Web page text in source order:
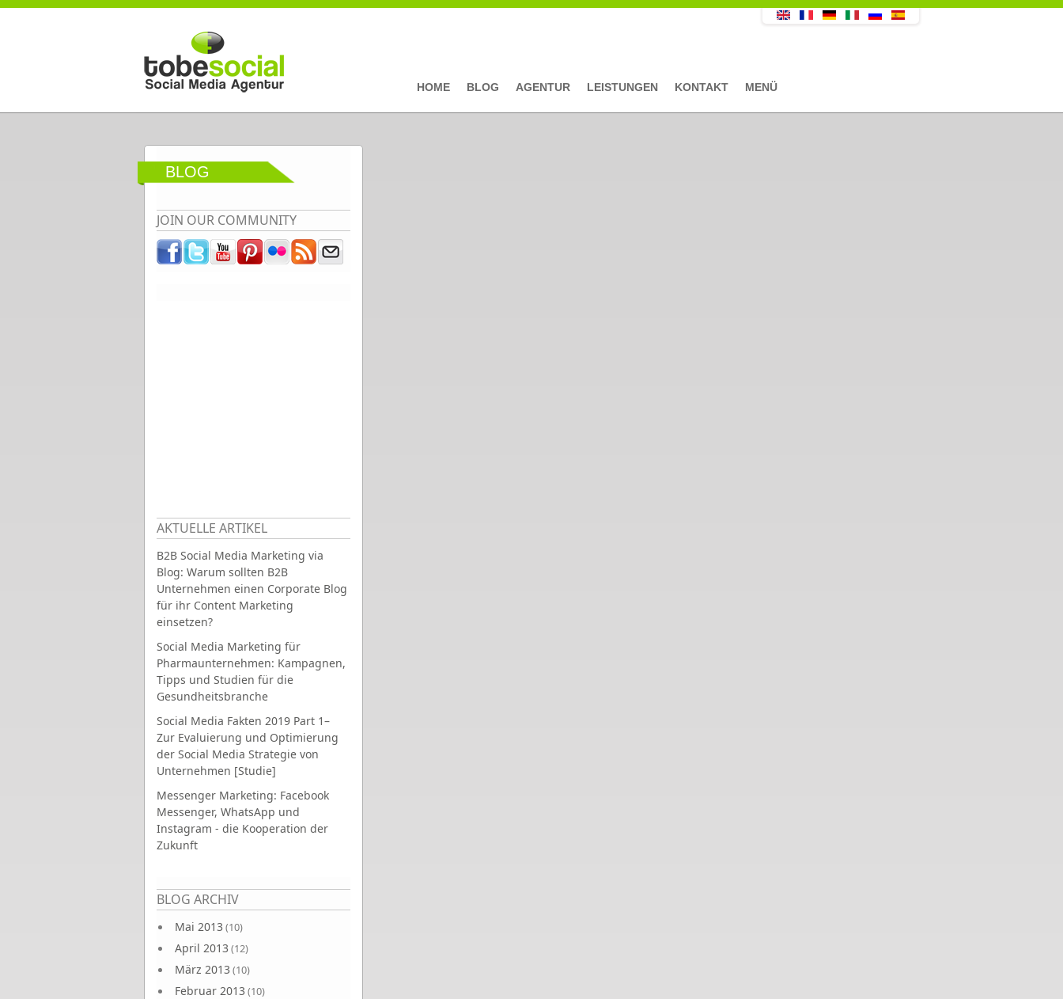
Direkt zum Inhalt
HOME BLOG AGENTUR LEISTUNGEN KONTAKT MENÜ
BLOG
JOIN OUR COMMUNITY
AKTUELLE ARTIKEL
B2B Social Media Marketing via
Blog: Warum sollten B2B
Unternehmen einen Corporate Blog
für ihr Content Marketing
einsetzen?
Social Media Marketing für
Pharmaunternehmen: Kampagnen,
Tipps und Studien für die
Gesundheitsbranche
Social Media Fakten 2019 Part 1–
Zur Evaluierung und Optimierung
der Social Media Strategie von
Unternehmen [Studie]
Messenger Marketing: Facebook
Messenger, WhatsApp und
Instagram - die Kooperation der
Zukunft
BLOG ARCHIV
Mai 2013 (10)
April 2013 (12)
März 2013 (10)
Februar 2013 (10)
Seiten